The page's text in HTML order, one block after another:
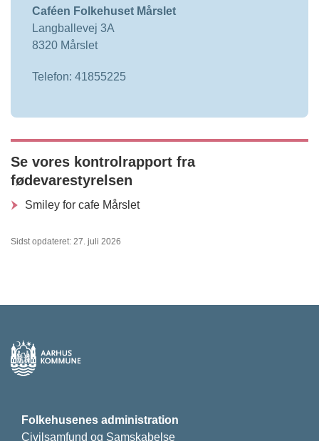
Caféen Folkehuset Mårslet
Langballevej 3A
8320 Mårslet
Telefon: 41855225
Se vores kontrolrapport fra
fødevarestyrelsen
Smiley for cafe Mårslet
Sidst opdateret: 27. juli 2026
Folkehusenes administration
Civilsamfund og Samskabelse